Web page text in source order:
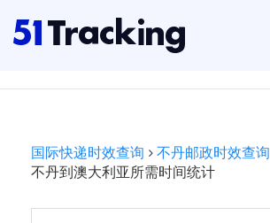
国际快递时效查询 不丹邮政时效查询
不丹到澳大利亚所需时间统计